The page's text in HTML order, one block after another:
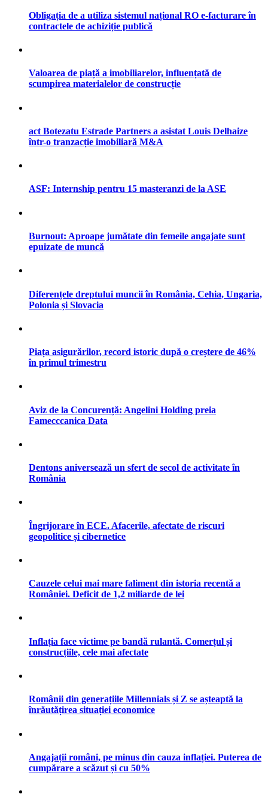
Obligația de a utiliza sistemul național RO e-facturare în
contractele de achiziție publică
Valoarea de piață a imobiliarelor, influențată de
scumpirea materialelor de construcție
act Botezatu Estrade Partners a asistat Louis Delhaize
într-o tranzacție imobiliară M&A
ASF: Internship pentru 15 masteranzi de la ASE
Burnout: Aproape jumătate din femeile angajate sunt
epuizate de muncă
Diferențele dreptului muncii în România, Cehia, Ungaria,
Polonia și Slovacia
Piața asigurărilor, record istoric după o creștere de 46%
în primul trimestru
Aviz de la Concurență: Angelini Holding preia
Famecccanica Data
Dentons aniversează un sfert de secol de activitate în
România
Îngrijorare în ECE. Afacerile, afectate de riscuri
geopolitice și cibernetice
Cauzele celui mai mare faliment din istoria recentă a
României. Deficit de 1,2 miliarde de lei
Inflația face victime pe bandă rulantă. Comerțul și
construcțiile, cele mai afectate
Românii din generațiile Millennials și Z se așteaptă la
înrăutățirea situației economice
Angajații români, pe minus din cauza inflației. Puterea de
cumpărare a scăzut și cu 50%